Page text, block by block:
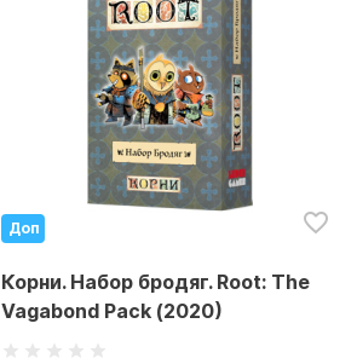
Доп
Корни. Набор бродяг. Root: The
Vagabond Pack (2020)